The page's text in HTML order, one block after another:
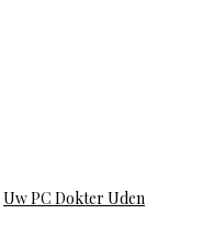
Uw PC Dokter Uden